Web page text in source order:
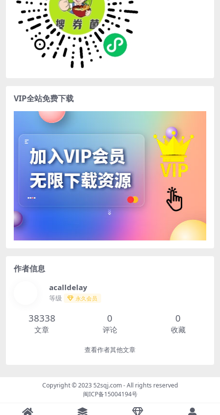
VIP全站免费下载
作者信息
acalldelay
等级 永久会员
38338
文章
0
评论
0
收藏
查看作者其他文章
Copyright © 2023 52sqj.com- All rights reserved
闽ICP备15004194号